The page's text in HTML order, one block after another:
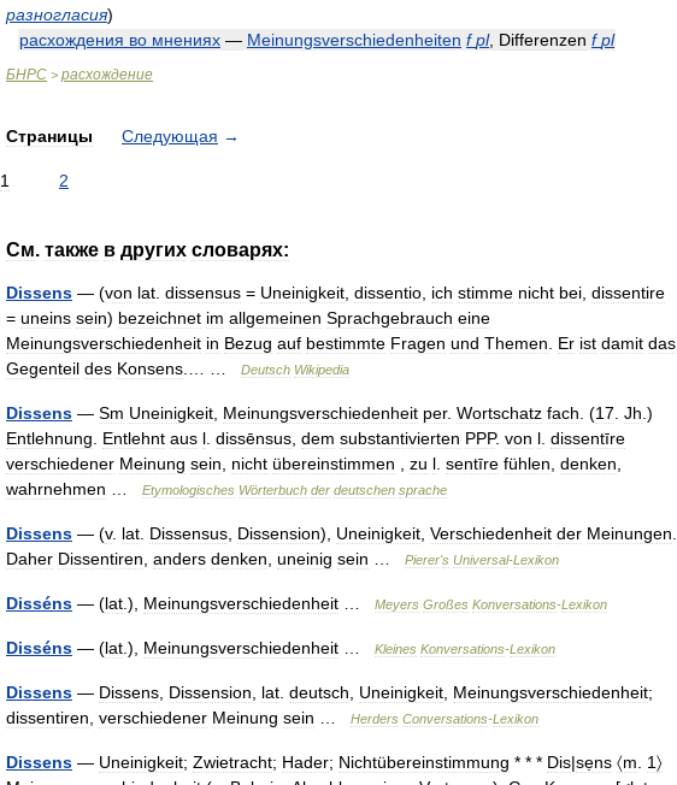
разногласия)
расхождения во мнениях — Meinungsverschiedenheiten f pl, Differenzen f pl
БНРС > расхождение
Страницы Следующая →
1 2
См. также в других словарях:
Dissens — (von lat dissensus = Uneinigkeit dissentio ich stimme nicht bei dissentire
= uneins sein) bezeichnet im allgemeinen Sprachgebrauch eine
Meinungsverschiedenheit in Bezug auf bestimmte Fragen und Themen Er ist damit das
Gegenteil des Konsens Deutsch Wikipedia
Dissens — Sm Uneinigkeit Meinungsverschiedenheit per. Wortschatz fach . (17 Jh .)
Entlehnung
Entlehnt aus l dissēnsus dem substantivierten PPP. von l dissentīre
verschiedener Meinung sein nicht übereinstimmen zu l sentīre fühlen denken
wahrnehmen
Etymologisches Wörterbuch der deutschen sprache
Dissens — (v. lat Dissensus Dissension), Uneinigkeit Verschiedenheit der Meinungen
Daher Dissentiren anders denken uneinig sein Pierer's Universal-Lexikon
Disséns — (lat .), Meinungsverschiedenheit Meyers Großes Konversations-Lexikon
Disséns — (lat .), Meinungsverschiedenheit Kleines Konversations-Lexikon
Dissens — Dissens Dissension lat deutsch Uneinigkeit Meinungsverschiedenheit;
dissentiren verschiedener Meinung sein Herders Conversations-Lexikon
Dissens — Uneinigkeit; Zwietracht; Hader; Nichtübereinstimmung * * * Dis|sẹns 〈m
1〉